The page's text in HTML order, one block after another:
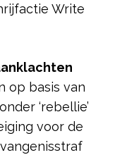
Write
op basis van
‘rebellie’
voor de